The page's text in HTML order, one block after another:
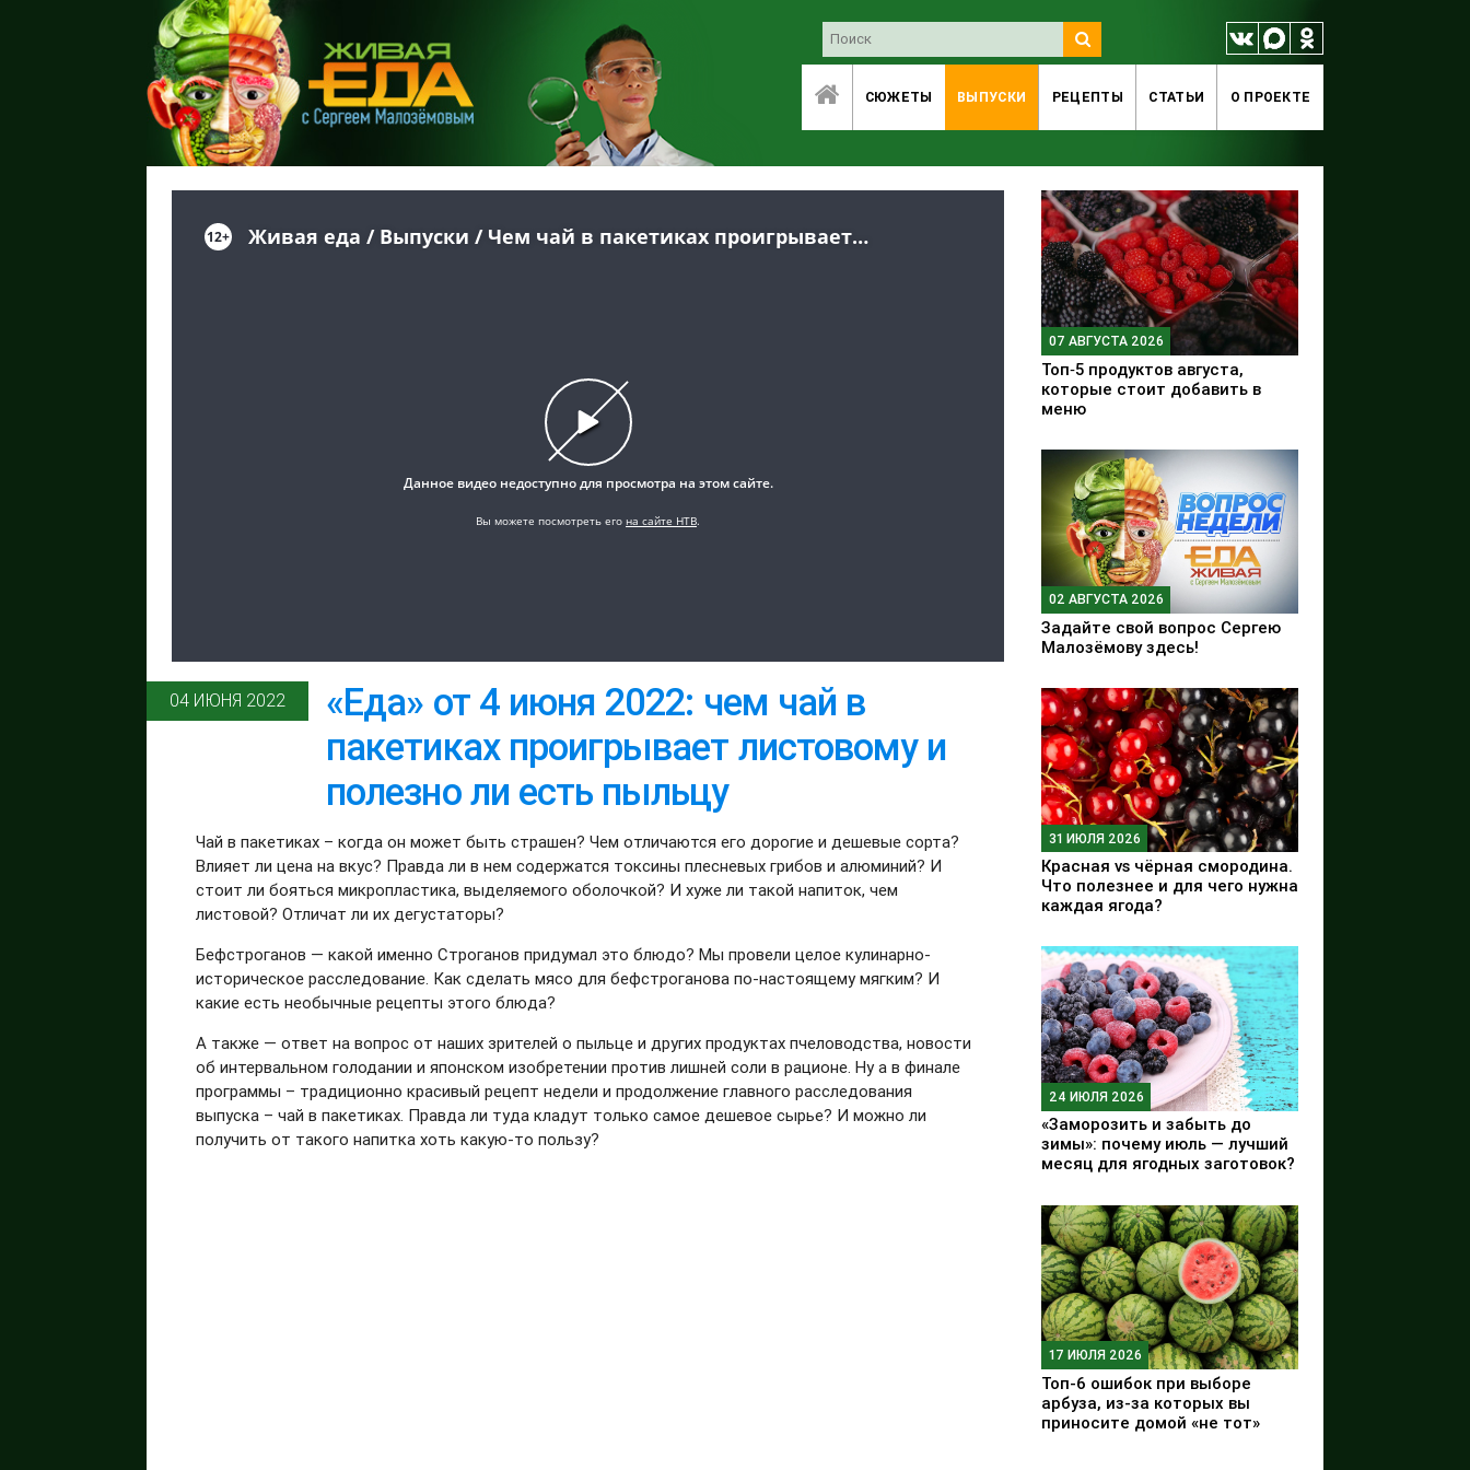
СЮЖЕТЫ ВЫПУСКИ РЕЦЕПТЫ СТАТЬИ O ПРОЕКТЕ
04 ИЮНЯ 2022
«Еда» от 4 июня 2022: чем чай в
пакетиках проигрывает листовому и
полезно ли есть пыльцу
Чай в пакетиках – когда он может быть страшен? Чем отличаются его дорогие и дешевые сорта?
Влияет ли цена на вкус? Правда ли в нем содержатся токсины плесневых грибов и алюминий? И
стоит ли бояться микропластика, выделяемого оболочкой? И хуже ли такой напиток, чем
листовой? Отличат ли их дегустаторы?
Бефстроганов — какой именно Строганов придумал это блюдо? Мы провели целое кулинарно-
историческое расследование. Как сделать мясо для бефстроганова по-настоящему мягким? И
какие есть необычные рецепты этого блюда?
А также — ответ на вопрос от наших зрителей о пыльце и других продуктах пчеловодства, новости
об интервальном голодании и японском изобретении против лишней соли в рационе. Ну а в финале
программы – традиционно красивый рецепт недели и продолжение главного расследования
выпуска – чай в пакетиках. Правда ли туда кладут только самое дешевое сырье? И можно ли
получить от такого напитка хоть какую-то пользу?
07 АВГУСТА 2026
Топ‑5 продуктов августа,
которые стоит добавить в
меню
02 АВГУСТА 2026
Задайте свой вопрос Сергею
Малозёмову здесь!
31 ИЮЛЯ 2026
Красная vs чёрная смородина.
Что полезнее и для чего нужна
каждая ягода?
24 ИЮЛЯ 2026
«Заморозить и забыть до
зимы»: почему июль — лучший
месяц для ягодных заготовок?
17 ИЮЛЯ 2026
Топ-6 ошибок при выборе
арбуза, из-за которых вы
приносите домой «не тот»